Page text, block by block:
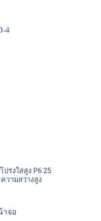
ปร่งใสสูง P6.25
วามสว่างสูง